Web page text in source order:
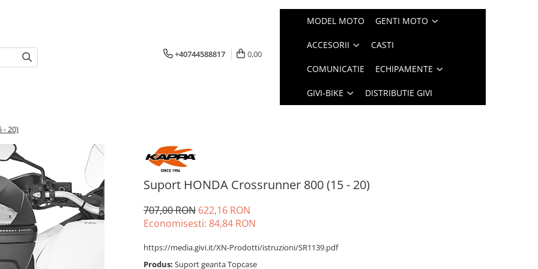
+40744588817 0,00
MODEL MOTO GENTI MOTO
ACCESORII CASTI
COMUNICATIE ECHIPAMENTE
GIVI-BIKE DISTRIBUTIE GIVI
- 20)
Suport HONDA Crossrunner 800 (15 - 20)
707,00 RON 622,16 RON
Economisesti: 84,84 RON
https://media.givi.it/XN-Prodotti/istruzioni/SR1139.pdf
Produs: Suport geanta Topcase